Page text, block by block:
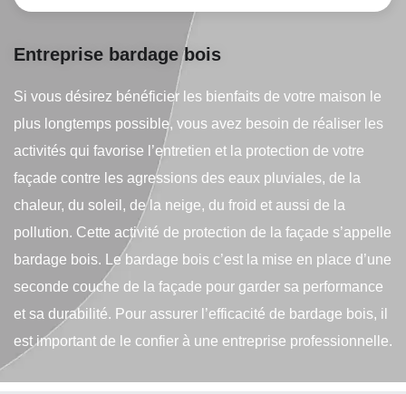
Entreprise bardage bois
Si vous désirez bénéficier les bienfaits de votre maison le
plus longtemps possible, vous avez besoin de réaliser les
activités qui favorise l’entretien et la protection de votre
façade contre les agressions des eaux pluviales, de la
chaleur, du soleil, de la neige, du froid et aussi de la
pollution. Cette activité de protection de la façade s’appelle
bardage bois. Le bardage bois c’est la mise en place d’une
seconde couche de la façade pour garder sa performance
et sa durabilité. Pour assurer l’efficacité de bardage bois, il
est important de le confier à une entreprise professionnelle.